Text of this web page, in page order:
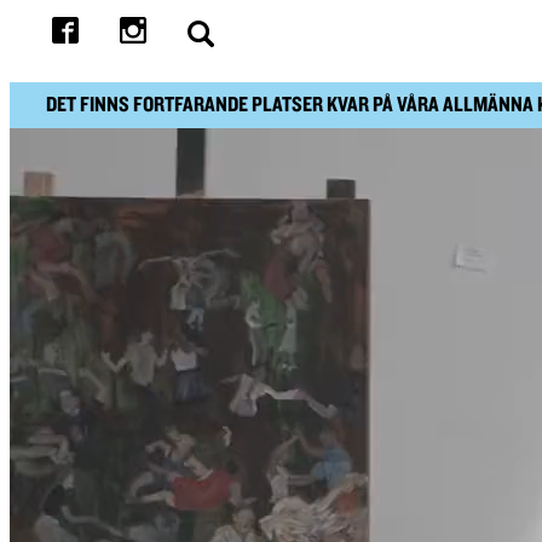
DET FINNS FORTFARANDE PLATSER KVAR PÅ VÅRA ALLMÄNNA